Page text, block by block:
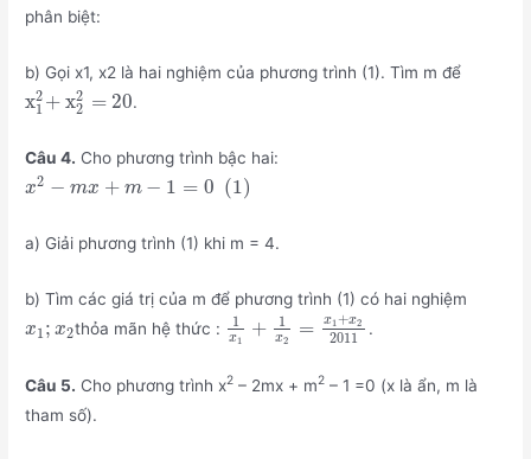
phân biệt:
b) Gọi x1, x2 là hai nghiệm của phương trình (1). Tìm m để
x2
1 + x2
2 = 20.
Câu 4. Cho phương trình bậc hai:
x2 − mx + m − 1 = 0 (1)
a) Giải phương trình (1) khi m = 4.
b) Tìm các giá trị của m để phương trình (1) có hai nghiệm
x1 ; x2thỏa mãn hệ thức : 1
x1 + 1
x2 = x1 +x2
2011 .
Câu 5. Cho phương trình x2 – 2mx + m2 – 1 =0 (x là ẩn, m là
tham số).